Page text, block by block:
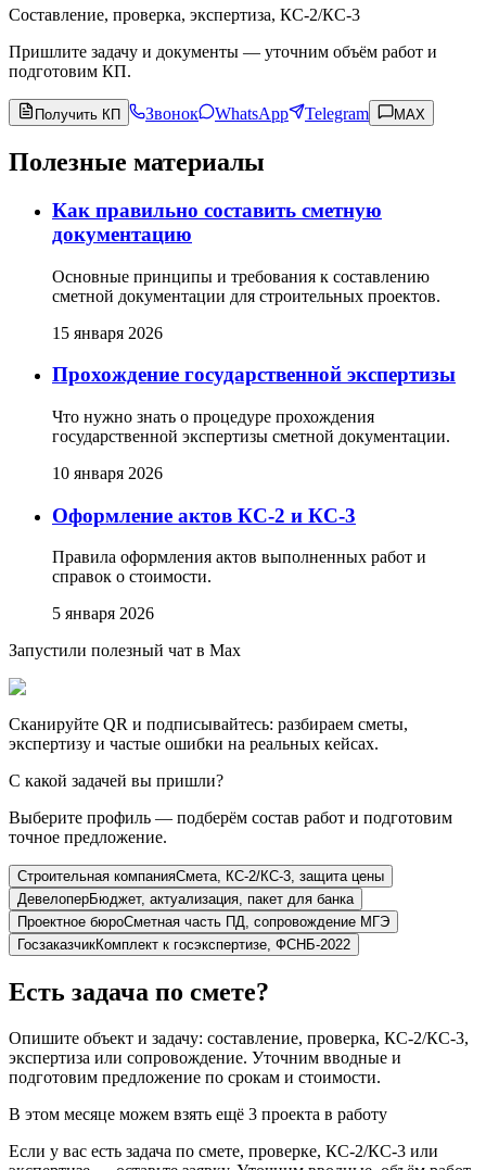
Составление, проверка, экспертиза, КС-2/КС-3
Пришлите задачу и документы — уточним объём работ и
подготовим КП.
Получить КП Звонок WhatsApp Telegram MAX
Полезные материалы
Как правильно составить сметную
документацию
Основные принципы и требования к составлению
сметной документации для строительных проектов.
15 января 2026
Прохождение государственной экспертизы
Что нужно знать о процедуре прохождения
государственной экспертизы сметной документации.
10 января 2026
Оформление актов КС-2 и КС-3
Правила оформления актов выполненных работ и
справок о стоимости.
5 января 2026
Запустили полезный чат в Max
Сканируйте QR и подписывайтесь: разбираем сметы,
экспертизу и частые ошибки на реальных кейсах.
С какой задачей вы пришли?
Выберите профиль — подберём состав работ и подготовим
точное предложение.
Строительная компанияСмета, КС-2/КС-3, защита цены
ДевелоперБюджет, актуализация, пакет для банка
Проектное бюроСметная часть ПД, сопровождение МГЭ
ГосзаказчикКомплект к госэкспертизе, ФСНБ-2022
Есть задача по смете?
Опишите объект и задачу: составление, проверка, КС-2/КС-3,
экспертиза или сопровождение. Уточним вводные и
подготовим предложение по срокам и стоимости.
В этом месяце можем взять ещё 3 проекта в работу
Если у вас есть задача по смете, проверке, КС-2/КС-3 или